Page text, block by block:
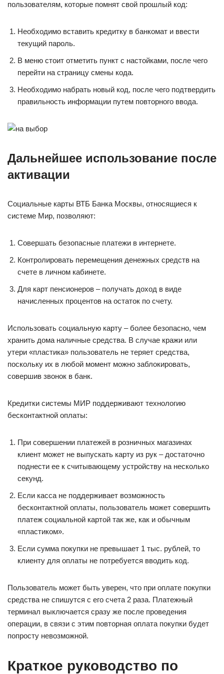
пользователям, которые помнят свой прошлый код:
Необходимо вставить кредитку в банкомат и ввести
текущий пароль.
В меню стоит отметить пункт с настойками, после чего
перейти на страницу смены кода.
Необходимо набрать новый код, после чего подтвердить
правильность информации путем повторного ввода.
Дальнейшее использование после
активации
Социальные карты ВТБ Банка Москвы, относящиеся к
системе Мир, позволяют:
Совершать безопасные платежи в интернете.
Контролировать перемещения денежных средств на
счете в личном кабинете.
Для карт пенсионеров ‒ получать доход в виде
начисленных процентов на остаток по счету.
Использовать социальную карту ‒ более безопасно, чем
хранить дома наличные средства. В случае кражи или
утери «пластика» пользователь не теряет средства,
поскольку их в любой момент можно заблокировать,
совершив звонок в банк.
Кредитки системы МИР поддерживают технологию
бесконтактной оплаты:
При совершении платежей в розничных магазинах
клиент может не выпускать карту из рук ‒ достаточно
поднести ее к считывающему устройству на несколько
секунд.
Если касса не поддерживает возможность
бесконтактной оплаты, пользователь может совершить
платеж социальной картой так же, как и обычным
«пластиком».
Если сумма покупки не превышает 1 тыс. рублей, то
клиенту для оплаты не потребуется вводить код.
Пользователь может быть уверен, что при оплате покупки
средства не спишутся с его счета 2 раза. Платежный
терминал выключается сразу же после проведения
операции, в связи с этим повторная оплата покупки будет
попросту невозможной.
Краткое руководство по